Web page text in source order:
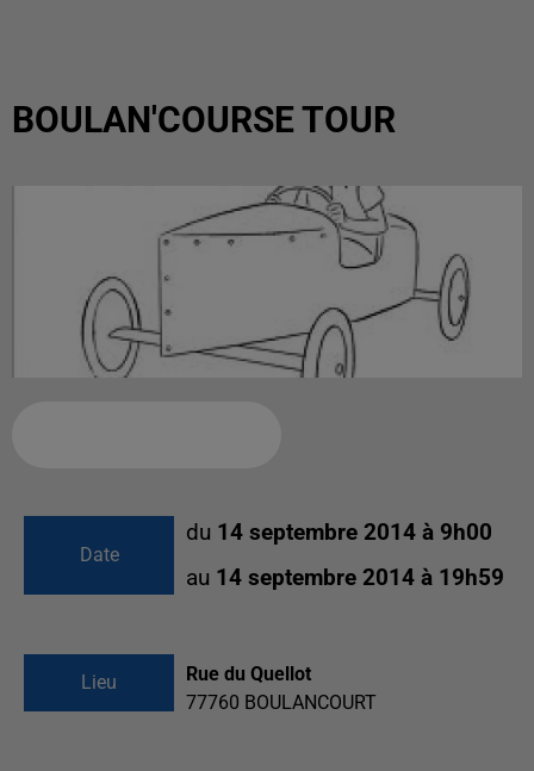
BOULAN'COURSE TOUR
Date
du 14 septembre 2014 à 9h00
au 14 septembre 2014 à 19h59
Lieu
Rue du Quellot
77760 BOULANCOURT